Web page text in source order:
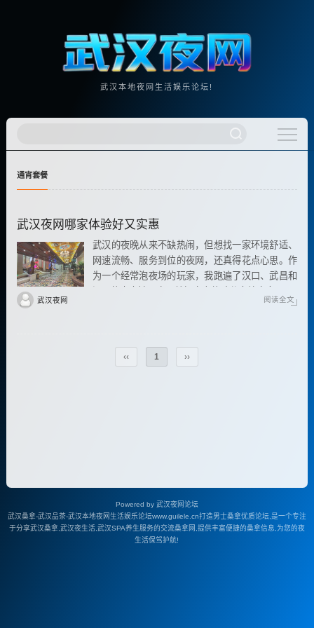
武汉本地夜网生活娱乐论坛!
通宵套餐
武汉夜网哪家体验好又实惠
武汉的夜晚从来不缺热闹，但想找一家环境舒适、
网速流畅、服务到位的夜网，还真得花点心思。作
为一个经常泡夜场的玩家，我跑遍了汉口、武昌和
武汉夜网 阅读全文
‹‹ 1 ››
Powered by 武汉夜网论坛
武汉桑拿-武汉品茶-武汉本地夜网生活娱乐论坛www.guilele.cn打造男士桑拿优质论坛,是一个专注
于分享武汉桑拿,武汉夜生活,武汉SPA养生服务的交流桑拿网,提供丰富便捷的桑拿信息,为您的夜
生活保驾护航!